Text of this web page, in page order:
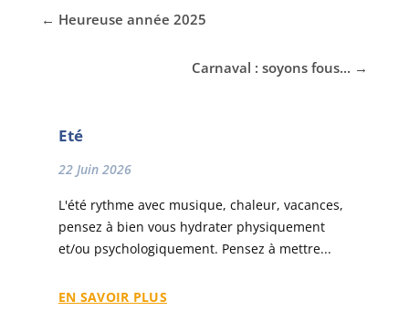
← Heureuse année 2025
Carnaval : soyons fous... →
Eté
22 Juin 2026
L'été rythme avec musique, chaleur, vacances,
pensez à bien vous hydrater physiquement
et/ou psychologiquement. Pensez à mettre...
EN SAVOIR PLUS